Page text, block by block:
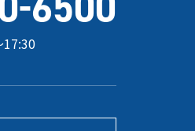
17:30